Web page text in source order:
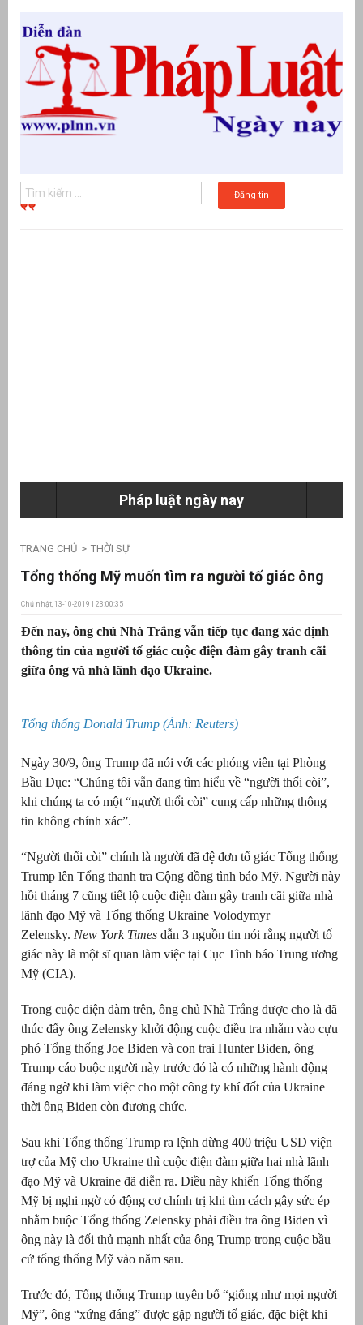
Đăng tin
Pháp luật ngày nay
TRANG CHỦ THỜI SỰ
Tổng thống Mỹ muốn tìm ra người tố giác ông
Chủ nhật, 13-10-2019 | 23:00:35
Đến nay, ông chủ Nhà Trắng vẫn tiếp tục đang xác định
thông tin của người tố giác cuộc điện đàm gây tranh cãi
giữa ông và nhà lãnh đạo Ukraine.
Tổng thống Donald Trump (Ảnh: Reuters)
Ngày 30/9, ông Trump đã nói với các phóng viên tại Phòng
Bầu Dục: “Chúng tôi vẫn đang tìm hiểu về “người thổi còi”,
khi chúng ta có một “người thổi còi” cung cấp những thông
tin không chính xác”.
“Người thổi còi” chính là người đã đệ đơn tố giác Tổng thống
Trump lên Tổng thanh tra Cộng đồng tình báo Mỹ. Người này
hồi tháng 7 cũng tiết lộ cuộc điện đàm gây tranh cãi giữa nhà
lãnh đạo Mỹ và Tổng thống Ukraine Volodymyr
Zelensky. New York Times dẫn 3 nguồn tin nói rằng người tố
giác này là một sĩ quan làm việc tại Cục Tình báo Trung ương
Mỹ (CIA).
Trong cuộc điện đàm trên, ông chủ Nhà Trắng được cho là đã
thúc đẩy ông Zelensky khởi động cuộc điều tra nhằm vào cựu
phó Tổng thống Joe Biden và con trai Hunter Biden, ông
Trump cáo buộc người này trước đó là có những hành động
đáng ngờ khi làm việc cho một công ty khí đốt của Ukraine
thời ông Biden còn đương chức.
Sau khi Tổng thống Trump ra lệnh dừng 400 triệu USD viện
trợ của Mỹ cho Ukraine thì cuộc điện đàm giữa hai nhà lãnh
đạo Mỹ và Ukraine đã diễn ra. Điều này khiến Tổng thống
Mỹ bị nghi ngờ có động cơ chính trị khi tìm cách gây sức ép
nhằm buộc Tổng thống Zelensky phải điều tra ông Biden vì
ông này là đối thủ mạnh nhất của ông Trump trong cuộc bầu
cử tổng thống Mỹ vào năm sau.
Trước đó, Tổng thống Trump tuyên bố “giống như mọi người
Mỹ”, ông “xứng đáng” được gặp người tố giác, đặc biệt khi